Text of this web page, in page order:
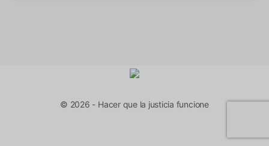
© 2026 - Hacer que la justicia funcione